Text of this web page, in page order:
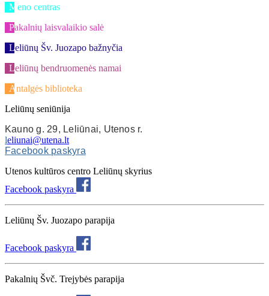
Meno centras
Pakalnių laisvalaikio salė
Leliūnų Šv. Juozapo bažnyčia
Leliūnų bendruomenės namai
Antalgės biblioteka
Leliūnų seniūnija
Kauno g. 29, Leliūnai, Utenos r.
leliunai@utena.lt
Facebook paskyra
Utenos kultūros centro Leliūnų skyrius
Facebook paskyra
Leliūnų Šv. Juozapo parapija
Facebook paskyra
Pakalnių Švč. Trejybės parapija